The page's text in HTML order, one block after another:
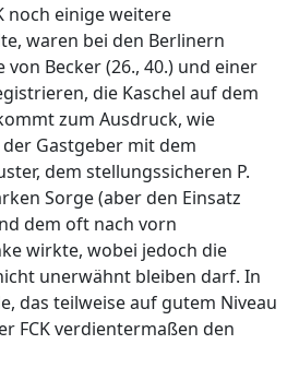
noch einige weitere
waren bei den Berlinern
von Becker (26., 40.) und einer
die Kaschel auf dem
zum Ausdruck, wie
Gastgeber mit dem
dem stellungssicheren P.
Sorge (aber den Einsatz
dem oft nach vorn
wirkte, wobei jedoch die
unerwähnt bleiben darf. In
das teilweise auf gutem Niveau
FCK verdientermaßen den